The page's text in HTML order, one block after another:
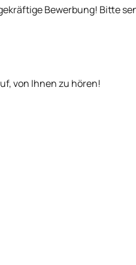
Bewerbung! Bitte
von Ihnen zu hören!